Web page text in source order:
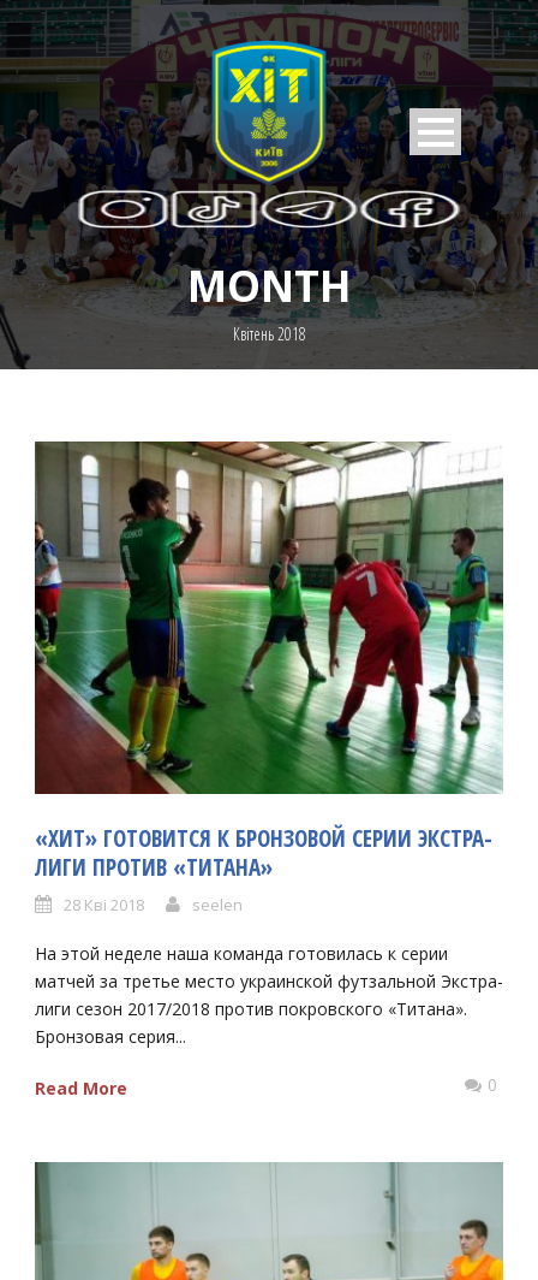
MONTH
Квітень 2018
«ХИТ» ГОТОВИТСЯ К БРОНЗОВОЙ СЕРИИ ЭКСТРА-
ЛИГИ ПРОТИВ «ТИТАНА»
28 Кві 2018 seelen
На этой неделе наша команда готовилась к серии
матчей за третье место украинской футзальной Экстра-
лиги сезон 2017/2018 против покровского «Титана».
Бронзовая серия...
Read More 0